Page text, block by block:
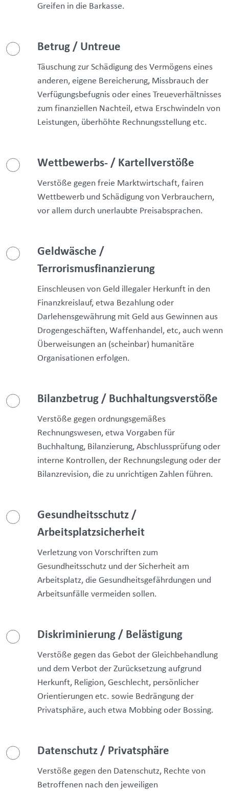
Greifen in die Barkasse.
Betrug / Untreue
Täuschung zur Schädigung des Vermögens eines
anderen, eigene Bereicherung, Missbrauch der
Verfügungsbefugnis oder eines Treueverhältnisses
zum finanziellen Nachteil, etwa Erschwindeln von
Leistungen, überhöhte Rechnungsstellung etc.
Wettbewerbs- / Kartellverstöße
Verstöße gegen freie Marktwirtschaft, fairen
Wettbewerb und Schädigung von Verbrauchern,
vor allem durch unerlaubte Preisabsprachen.
Geldwäsche /
Terrorismusfinanzierung
Einschleusen von Geld illegaler Herkunft in den
Finanzkreislauf, etwa Bezahlung oder
Darlehensgewährung mit Geld aus Gewinnen aus
Drogengeschäften, Waffenhandel, etc, auch wenn
Überweisungen an (scheinbar) humanitäre
Organisationen erfolgen.
Bilanzbetrug / Buchhaltungsverstöße
Verstöße gegen ordnungsgemäßes
Rechnungswesen, etwa Vorgaben für
Buchhaltung, Bilanzierung, Abschlussprüfung oder
interne Kontrollen, der Rechnungslegung oder der
Bilanzrevision, die zu unrichtigen Zahlen führen.
Gesundheitsschutz /
Arbeitsplatzsicherheit
Verletzung von Vorschriften zum
Gesundheitsschutz und der Sicherheit am
Arbeitsplatz, die Gesundheitsgefährdungen und
Arbeitsunfälle vermeiden sollen.
Diskriminierung / Belästigung
Verstöße gegen das Gebot der Gleichbehandlung
und dem Verbot der Zurücksetzung aufgrund
Herkunft, Religion, Geschlecht, persönlicher
Orientierungen etc. sowie Bedrängung der
Privatsphäre, auch etwa Mobbing oder Bossing.
Datenschutz / Privatsphäre
Verstöße gegen den Datenschutz, Rechte von
Betroffenen nach den jeweiligen